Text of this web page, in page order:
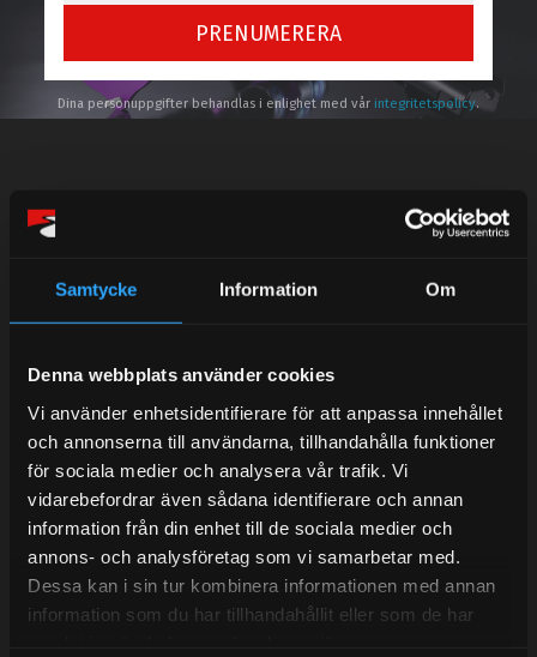
Samtycke Information Om
Denna webbplats använder cookies
Vi använder enhetsidentifierare för att anpassa innehållet
och annonserna till användarna, tillhandahålla funktioner
för sociala medier och analysera vår trafik. Vi
vidarebefordrar även sådana identifierare och annan
information från din enhet till de sociala medier och
annons- och analysföretag som vi samarbetar med.
Dessa kan i sin tur kombinera informationen med annan
information som du har tillhandahållit eller som de har
PRENUMERERA
Dina personuppgifter behandlas i enlighet med vår integritetspolicy.
Semestertider.
Under V.27 - V.33 nås vi enbart på mejl. Ordrar skickas
det helt stängt.
Mån-Tors: 10:30-15:00
Lunchstängt 12:00-13:00
Tel:031- 51 66 60
E-post: info@streetperformance.se